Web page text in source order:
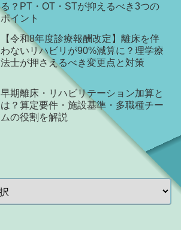
る？PT・OT・STが抑えるべき3つの
ポイント
【令和8年度診療報酬改定】離床を伴
わないリハビリが90%減算に？理学療
法士が押さえるべき変更点と対策
早期離床・リハビリテーション加算と
は？算定要件・施設基準・多職種チー
ムの役割を解説